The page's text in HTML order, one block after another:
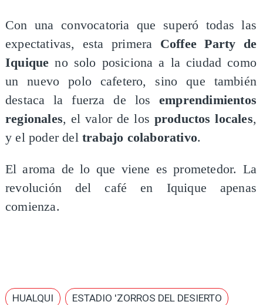
Con una convocatoria que superó todas las
expectativas, esta primera Coffee Party de
Iquique no solo posiciona a la ciudad como
un nuevo polo cafetero, sino que también
destaca la fuerza de losemprendimientos
regionales, el valor de los productos locales,
y el poder del trabajo colaborativo.
El aroma de lo que viene es prometedor. La
revolución del café en Iquique apenas
comienza.
HUALQUI
ESTADIO 'ZORROS DEL DESIERTO